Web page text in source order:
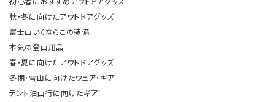
秋・冬に向けたアウトドアグッズ
富士山いくならこの装備
本気の登山用品
春・夏に向けたアウトドアグッズ
冬期・雪山に向けたウェア・ギア
テント泊山行に向けたギア！